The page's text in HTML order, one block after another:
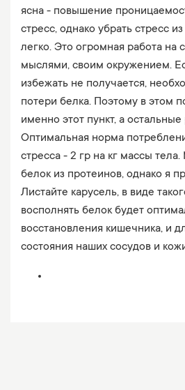
ясна - повышение
стресс, однако убрать стресс
легко. Это огромная работа на
мыслями, своим окружением.
избежать не получается,
потери белка. Поэтому в этом
именно этот пункт, а
Оптимальная норма
стресса - 2 гр на кг массы
белок из протеинов, однако я
Листайте карусель, в виде
восполнять белок будет
восстановления кишечника, и
состояния наших сосудов и